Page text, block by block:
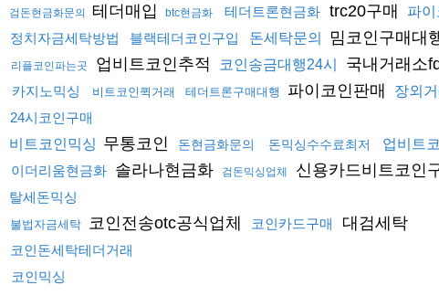
검돈현금화문의 테더매입 btc현금화 테더트론현금화 trc20구매 파
정치자금세탁방법 블랙테더코인구입 돈세탁문의 밈코인구매대
리플코인파는곳 업비트코인추적 코인송금대행24시 국내거래소
카지노믹싱 비트코인퀵거래 테더트론구매대행 파이코인판매 장외거
24시코인구매
비트코인믹싱 무통코인 돈현금화문의 돈믹싱수수료최저 업비트
이더리움현금화 솔라나현금화 검돈믹싱업체 신용카드비트코인
탈세돈믹싱
불법자금세탁 코인전송otc공식업체 코인카드구매 대검세탁
코인돈세탁테더거래
코인믹싱